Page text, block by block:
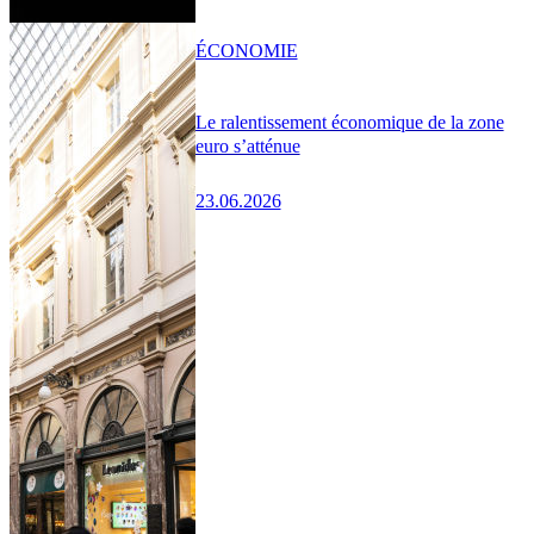
Le ralentissement économique de la zone
euro s’atténue
23.06.2026
ÉCONOMIE